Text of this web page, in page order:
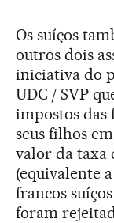
Os suíços
outros dois
iniciativa do
UDC / SVP
impostos das
seus filhos
valor da taxa
(equivalente
francos
foram